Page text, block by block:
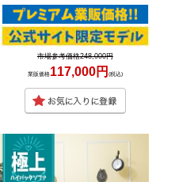
市場参考価格248,000円
業販価格117,000円 (税込)